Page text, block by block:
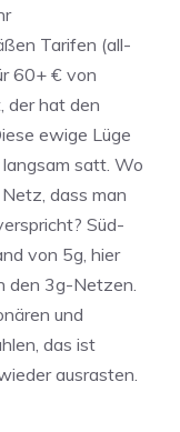
Tarifen (all-
60+ € von
der hat den
ewige Lüge
satt. Wo
dass man
Süd-
von 5g, hier
den 3g-Netzen.
und
das ist
ausrasten.